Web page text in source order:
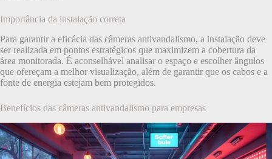
Importância da instalação correta
Para garantir a eficácia das câmeras antivandalismo, a instalação deve
ser realizada em pontos estratégicos que maximizem a cobertura da
área monitorada. É aconselhável analisar o espaço e escolher ângulos
que ofereçam a melhor visualização, além de garantir que os cabos e a
fonte de energia estejam bem protegidos.
Benefícios das câmeras antivandalismo para empresas